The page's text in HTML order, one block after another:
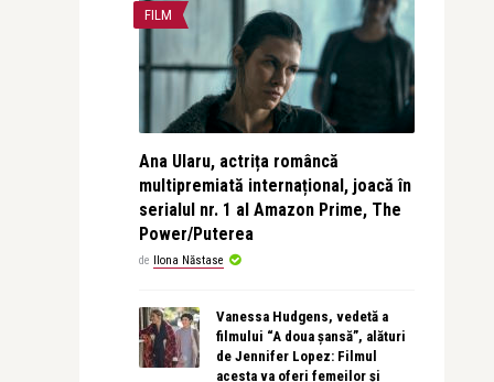
FILM
Ana Ularu, actrița româncă
multipremiată internațional, joacă în
serialul nr. 1 al Amazon Prime, The
Power/Puterea
de Ilona Năstase
Vanessa Hudgens, vedetă a
filmului “A doua șansă”, alături
de Jennifer Lopez: Filmul
acesta va oferi femeilor și